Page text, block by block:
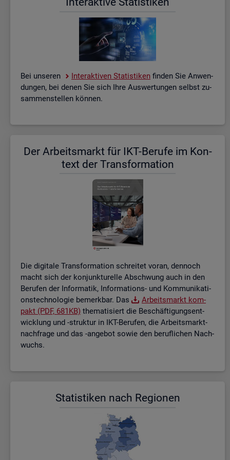
Bei un­se­ren In­ter­ak­ti­ven Sta­tis­ti­ken fin­den Sie An­wen­
dun­gen, bei denen Sie sich Ihre Aus­wer­tun­gen selbst zu­
sam­men­stel­len kön­nen.
Der Ar­beits­markt für IKT-Be­ru­fe im Kon­
text der Trans­for­ma­ti­on
Die di­gi­ta­le Trans­for­ma­ti­on schrei­tet voran, den­noch
macht sich der kon­junk­tu­rel­le Ab­schwung auch in den
Be­ru­fen der In­for­ma­tik, In­for­ma­ti­ons- und Kom­mu­ni­ka­ti­
ons­tech­no­lo­gie be­merk­bar. Das
Ar­beits­markt kom­
pakt (PDF, 681KB) the­ma­ti­siert die Be­schäf­ti­gungs­ent­
wick­lung und -struk­tur in IKT-Be­ru­fen, die Ar­beits­markt­
nach­fra­ge und das -an­ge­bot sowie den be­ruf­li­chen Nach­
wuchs.
Sta­tis­ti­ken nach Re­gio­nen